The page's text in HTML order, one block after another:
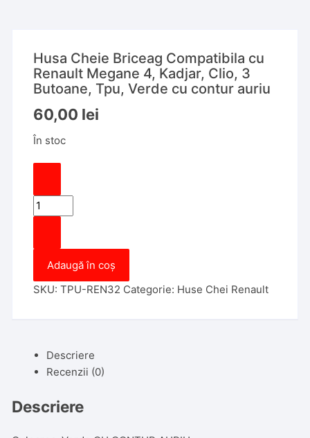
Husa Cheie Briceag Compatibila cu
Renault Megane 4, Kadjar, Clio, 3
Butoane, Tpu, Verde cu contur auriu
60,00 lei
În stoc
Cantitate
Husa
Briceag
Compatibila
cu
Kadjar,
Clio,
Butoane,
Adaugă în coș
SKU:TPU-REN32 Categorie: Huse Chei Renault
Descriere
Recenzii (0)
Descriere